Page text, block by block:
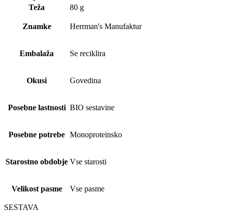
Teža
80 g
Znamke Herrman's Manufaktur
Embalaža Se reciklira
Okusi Govedina
Posebne lastnosti BIO sestavine
Posebne potrebe Monoproteinsko
Starostno obdobje Vse starosti
Velikost pasme Vse pasme
SESTAVA